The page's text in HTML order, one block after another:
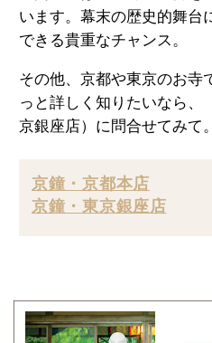
います。幕末の歴史的舞台
できる貴重なチャンス。
その他、京都や東京のお寺
っと詳しく知りたいなら、
京銀座店）に問合せてみて。
京鐘・京都本店
京鐘・東京銀座店